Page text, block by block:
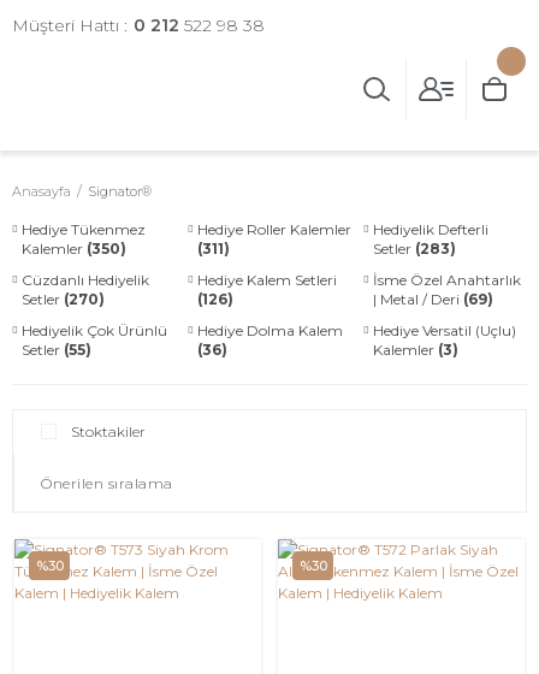
Müşteri Hattı : 0 212 522 98 38
Anasayfa Signator®
Hediye Tükenmez
Kalemler (350)
Hediye Roller Kalemler
(311)
Hediyelik Defterli
Setler (283)
Cüzdanlı Hediyelik
Setler (270)
Hediye Kalem Setleri
(126)
İsme Özel Anahtarlık
| Metal / Deri (69)
Hediyelik Çok Ürünlü
Setler (55)
Hediye Dolma Kalem
(36)
Hediye Versatil (Uçlu)
Kalemler (3)
Stoktakiler
%30 %30